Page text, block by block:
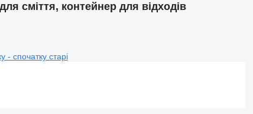
сміття, контейнер для відходів
- спочатку старі